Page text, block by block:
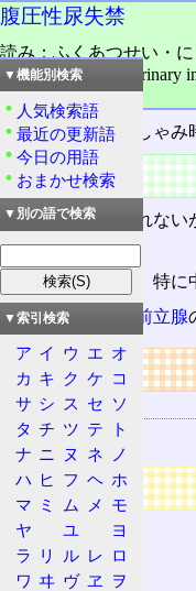
腹圧性尿失禁
読み：ふくあつせい・
外語：SUI: stress urinary
品詞：名詞
運動時、咳・くしゃ
概要
安静時は尿
が漏れな
る症状である。
この症状は女性、特
男性の場合は、
前立腺
リンク
用語の所属
尿失禁
広告
▼機能別検索
人気検索語
最近の更新語
今日の用語
おまかせ検索
▼別の語で検索
▼索引検索
ア イ ウ エ オ
カ キ ク ケ コ
サ シ ス セ ソ
タ チ ツ テ
ト
ナ ニ ヌ ネ
ノ
ハ ヒ フ ヘ ホ
マ ミ ム メ
モ
ヤ
ユ
ヨ
ラ
リ ル レ ロ
ワ ヰ ヴ ヱ
ヲ